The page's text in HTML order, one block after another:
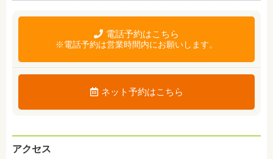
電話予約はこちら
※電話予約は営業時間内にお願いします。
ネット予約はこちら
アクセス